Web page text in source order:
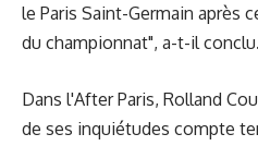
le Paris Saint-Germain après
du championnat", a-t-il conclu.
Dans l'After Paris, Rolland
de ses inquiétudes compte